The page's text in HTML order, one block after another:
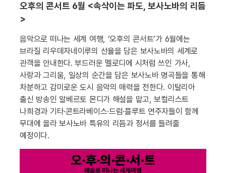
오후의 콘서트 6월 <속삭이는 파도, 보사노바의 리듬
>
음악으로 떠나는 세계 여행, ‘오후의 콘서트’가 6월에는
브라질 리우데자네이루의 선율을 담은 보사노바의 세계로
관객을 안내한다. 부드러운 멜로디에 시처럼 쓰인 가사,
사랑과 그리움, 일상의 순간을 담은 보사노바 명곡들을 통해
차분하고 감미로운 도시 음악의 매력을 전한다. 이탈리아
출신 방송인 알베르토 몬디가 해설을 맡고, 보컬리스트
나희경과 기타·콘트라베이스·드럼·플루트 연주자들이 함께
무대에 올라 보사노바 특유의 리듬과 정서를 들려줄
예정이다.